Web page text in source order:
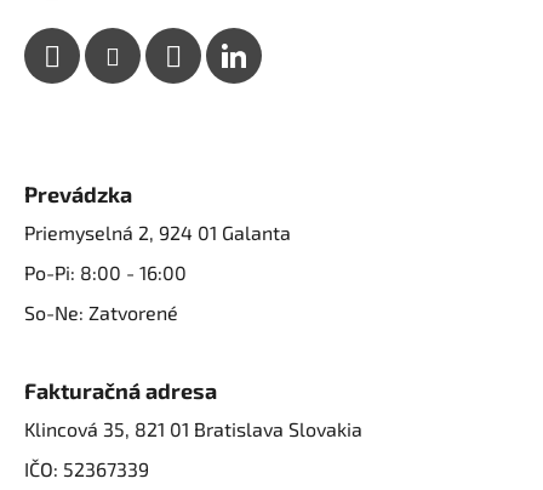
Prevádzka
Priemyselná 2, 924 01 Galanta
Po-Pi: 8:00 - 16:00
So-Ne: Zatvorené
Fakturačná adresa
Klincová 35, 821 01 Bratislava Slovakia
IČO: 52367339